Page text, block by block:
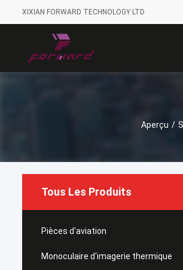
XIXIAN FORWARD TECHNOLOGY LTD
Aperçu /
Tous Les Produits
Pièces d'aviation
Monoculaire d'imagerie thermique